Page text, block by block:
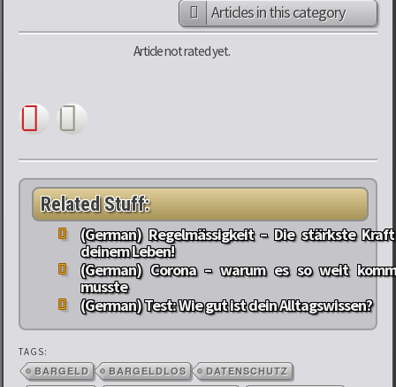
Articles in this category
Article not rated yet.
Related Stuff:
(German) Regelmässigkeit – Die stärkste
deinem Leben!
(German) Corona – warum es so weit
musste
(German) Test: Wie gut ist dein Alltagswissen?
TAGS:
BARGELD BARGELDLOS
DATENSCHUTZ